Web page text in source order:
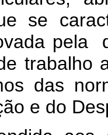
se
pela
trabalho
das
e do